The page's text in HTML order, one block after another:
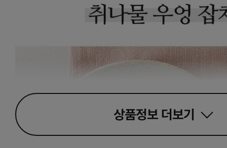
상품정보 더보기